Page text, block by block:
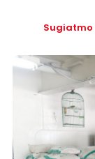
Sugiatmo